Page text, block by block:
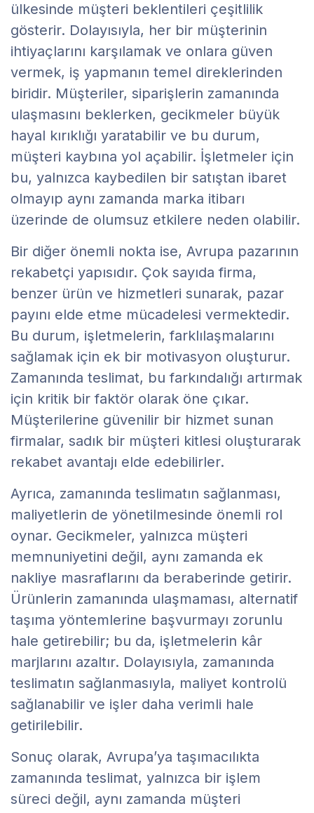
ülkesinde müşteri beklentileri çeşitlilik
gösterir. Dolayısıyla, her bir müşterinin
ihtiyaçlarını karşılamak ve onlara güven
vermek, iş yapmanın temel direklerinden
biridir. Müşteriler, siparişlerin zamanında
ulaşmasını beklerken, gecikmeler büyük
hayal kırıklığı yaratabilir ve bu durum,
müşteri kaybına yol açabilir. İşletmeler için
bu, yalnızca kaybedilen bir satıştan ibaret
olmayıp aynı zamanda marka itibarı
üzerinde de olumsuz etkilere neden olabilir.
Bir diğer önemli nokta ise, Avrupa pazarının
rekabetçi yapısıdır. Çok sayıda firma,
benzer ürün ve hizmetleri sunarak, pazar
payını elde etme mücadelesi vermektedir.
Bu durum, işletmelerin, farklılaşmalarını
sağlamak için ek bir motivasyon oluşturur.
Zamanında teslimat, bu farkındalığı artırmak
için kritik bir faktör olarak öne çıkar.
Müşterilerine güvenilir bir hizmet sunan
firmalar, sadık bir müşteri kitlesi oluşturarak
rekabet avantajı elde edebilirler.
Ayrıca, zamanında teslimatın sağlanması,
maliyetlerin de yönetilmesinde önemli rol
oynar. Gecikmeler, yalnızca müşteri
memnuniyetini değil, aynı zamanda ek
nakliye masraflarını da beraberinde getirir.
Ürünlerin zamanında ulaşmaması, alternatif
taşıma yöntemlerine başvurmayı zorunlu
hale getirebilir; bu da, işletmelerin kâr
marjlarını azaltır. Dolayısıyla, zamanında
teslimatın sağlanmasıyla, maliyet kontrolü
sağlanabilir ve işler daha verimli hale
getirilebilir.
Sonuç olarak, Avrupa’ya taşımacılıkta
zamanında teslimat, yalnızca bir işlem
süreci değil, aynı zamanda müşteri